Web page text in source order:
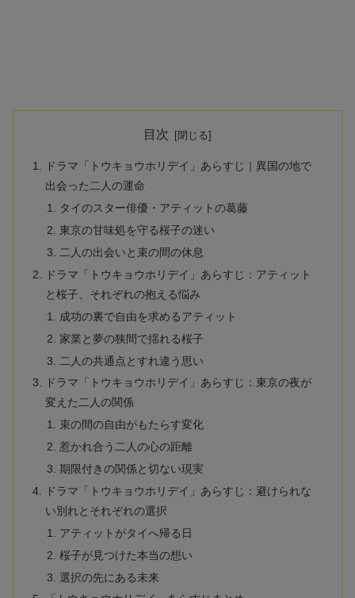
目次
ドラマ「トウキョウホリデイ」あらすじ｜異国の地で
出会った二人の運命
タイのスター俳優・アティットの葛藤
東京の甘味処を守る桜子の迷い
二人の出会いと束の間の休息
ドラマ「トウキョウホリデイ」あらすじ：アティット
と桜子、それぞれの抱える悩み
成功の裏で自由を求めるアティット
家業と夢の狭間で揺れる桜子
二人の共通点とすれ違う思い
ドラマ「トウキョウホリデイ」あらすじ：東京の夜が
変えた二人の関係
束の間の自由がもたらす変化
惹かれ合う二人の心の距離
期限付きの関係と切ない現実
ドラマ「トウキョウホリデイ」あらすじ：避けられな
い別れとそれぞれの選択
アティットがタイへ帰る日
桜子が見つけた本当の想い
選択の先にある未来